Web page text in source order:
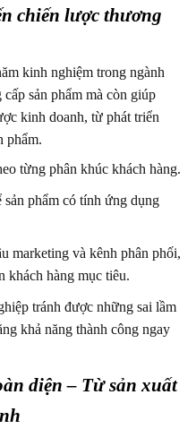
chiến lược thương
kinh nghiệm trong ngành
sản phẩm mà còn giúp
kinh doanh, từ phát triển
phẩm.
từng phân khúc khách hàng.
phẩm có tính ứng dụng
marketing và kênh phân phối,
khách hàng mục tiêu.
tránh được những sai lầm
khả năng thành công ngay
diện – Từ sản xuất